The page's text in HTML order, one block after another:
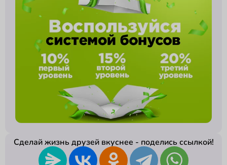
Сделай жизнь друзей вкуснее - поделись ссылкой!